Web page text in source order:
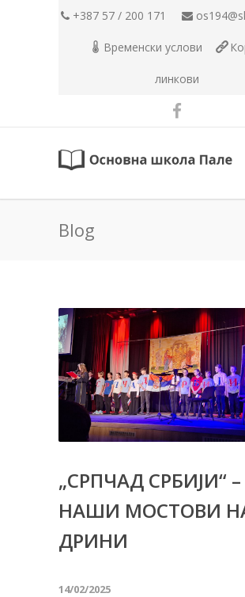
+387 57 / 200 171
Временски услови
линкови
Blog
„СРПЧАД СРБИЈИ“ –
НАШИ МОСТОВИ
ДРИНИ
14/02/2025